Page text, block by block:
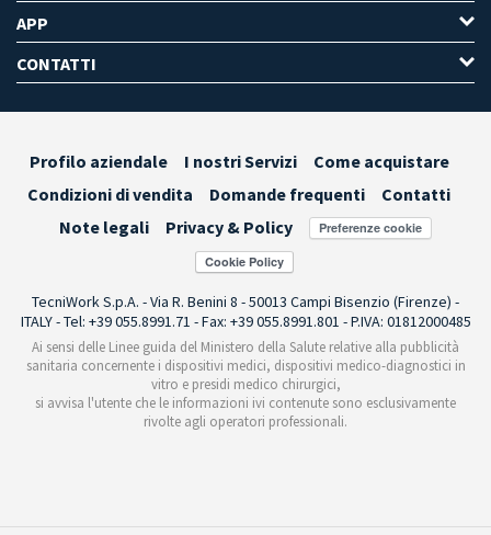
APP
CONTATTI
Profilo aziendale I nostri Servizi
Come acquistare
Condizioni di vendita
Domande frequenti
Contatti
Note legali
Privacy & Policy Preferenze cookie
TecniWork S.p.A. - Via R. Benini 8 - 50013 Campi Bisenzio (Firenze) -
ITALY - Tel: +39 055.8991.71 - Fax: +39 055.8991.801 - P.IVA: 01812000485
Ai sensi delle Linee guida del Ministero della Salute relative alla pubblicità
sanitaria concernente i dispositivi medici, dispositivi medico-diagnostici in
vitro e presidi medico chirurgici,
si avvisa l'utente che le informazioni ivi contenute sono esclusivamente
rivolte agli operatori professionali.